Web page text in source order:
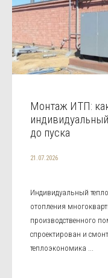
Монтаж ИТП:
до пуска
21.07.2026
Индивидуальный
отопления
производственного
спроектирован и
теплоэкономика ...